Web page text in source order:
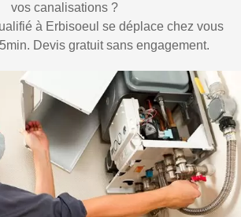
vos canalisations ?
à Erbisoeul se déplace chez vous
Devis gratuit sans engagement.